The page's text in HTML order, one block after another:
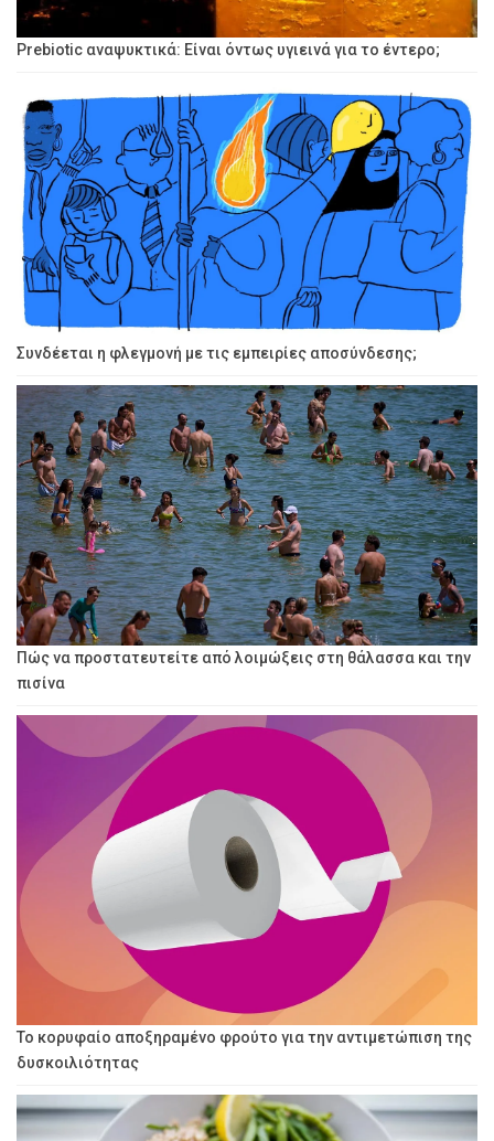
Prebiotic αναψυκτικά: Είναι όντως υγιεινά για το έντερο;
Συνδέεται η φλεγμονή με τις εμπειρίες αποσύνδεσης;
Πώς να προστατευτείτε από λοιμώξεις στη θάλασσα και την
πισίνα
Το κορυφαίο αποξηραμένο φρούτο για την αντιμετώπιση της
δυσκοιλιότητας